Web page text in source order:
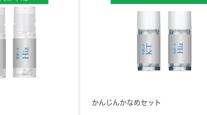
かんじんかなめセット